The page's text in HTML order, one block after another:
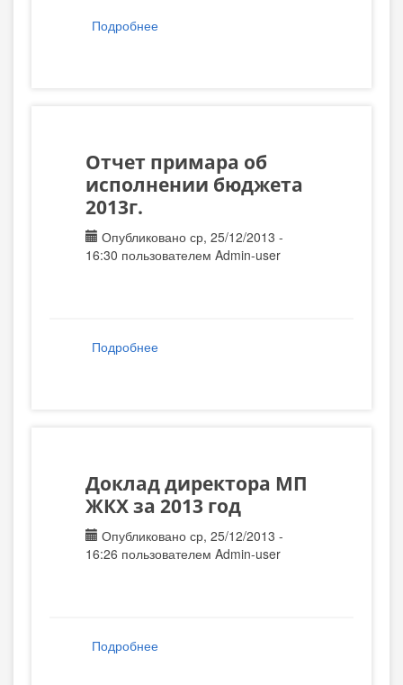
Подробнее
Отчет примара об
исполнении бюджета
2013г.
Опубликовано ср, 25/12/2013 -
16:30 пользователем Admin-user
Подробнее
Доклад директора МП
ЖКХ за 2013 год
Опубликовано ср, 25/12/2013 -
16:26 пользователем Admin-user
Подробнее